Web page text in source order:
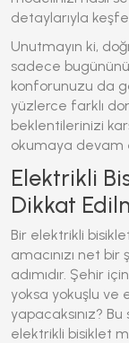
detaylarıyla
Unutmayın ki,
sadece
konforunuzu da
yüzlerce farklı
beklentilerinizi
okumaya devam
Elektrikli
Dikkat
Bir elektrikli
amacınızı net
adımıdır. Şehir
yoksa yokuşlu ve
yapacaksınız?
elektrikli bisiklet